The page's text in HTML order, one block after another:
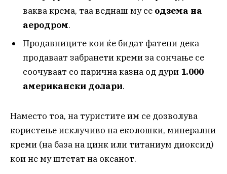
ваква крема, таа веднаш му се одзема на
аеродром.
Продавниците кои ќе бидат фатени дека
продаваат забранети креми за сончање се
соочуваат со парична казна од дури 1.000
американски долари.
Наместо тоа, на туристите им се дозволува
користење исклучиво на еколошки, минерални
креми (на база на цинк или титаниум диоксид)
кои не му штетат на океанот.